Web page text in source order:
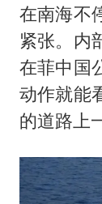
在南海不
紧张。内
在菲中国
动作就能
的道路上